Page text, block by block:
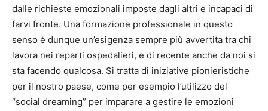
dalle richieste emozionali imposte dagli altri e incapaci di
farvi fronte. Una formazione professionale in questo
senso è dunque un’esigenza sempre più avvertita tra chi
lavora nei reparti ospedalieri, e di recente anche da noi si
sta facendo qualcosa. Si tratta di iniziative pionieristiche
per il nostro paese, come per esempio l’utilizzo del
“social dreaming” per imparare a gestire le emozioni